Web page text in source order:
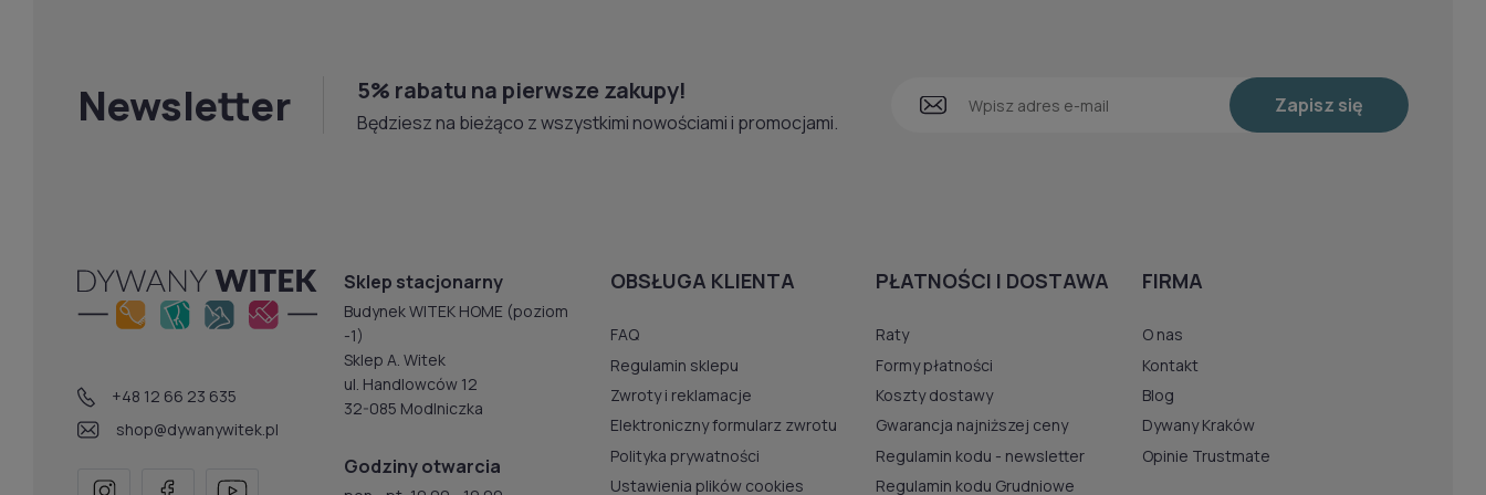
W naszym sklepie internetowym znajdziesz szeroki wybór szyn sufitowych Decosun – zarówno w wersji jedno-, jak i dwutorowej.
Newsletter 5% rabatu na pierwsze zakupy!
Będziesz na bieżąco z wszystkimi nowościami i promocjami.
Zapisz się
+48 12 66 23 635
shop@dywanywitek.pl
Sklep stacjonarny
Budynek WITEK HOME (poziom
-1)
Sklep A. Witek
ul. Handlowców 12
32-085 Modlniczka
Godziny otwarcia
OBSŁUGA KLIENTA
FAQ
Regulamin sklepu
Zwroty i reklamacje
Elektroniczny formularz zwrotu
Polityka prywatności
Ustawienia plików cookies
PŁATNOŚCI I DOSTAWA
Raty
Formy płatności
Koszty dostawy
Gwarancja najniższej ceny
Regulamin kodu - newsletter
Regulamin kodu Grudniowe
FIRMA
O nas
Kontakt
Blog
Dywany Kraków
Opinie Trustmate